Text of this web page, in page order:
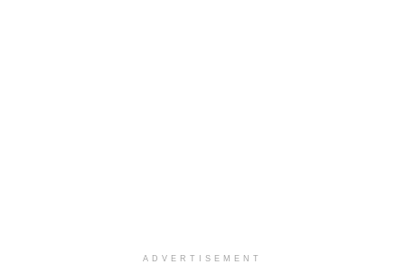
ADVERTISEMENT